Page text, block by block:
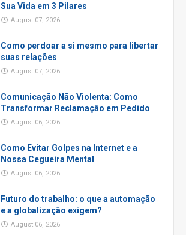
Sua Vida em 3 Pilares
August 07, 2026
Como perdoar a si mesmo para libertar
suas relações
August 07, 2026
Comunicação Não Violenta: Como
Transformar Reclamação em Pedido
August 06, 2026
Como Evitar Golpes na Internet e a
Nossa Cegueira Mental
August 06, 2026
Futuro do trabalho: o que a automação
e a globalização exigem?
August 06, 2026